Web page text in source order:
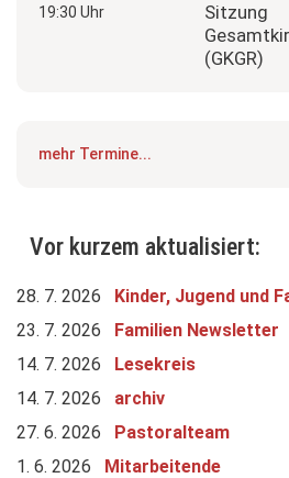
19:30 Uhr
Sitzung
(GKGR)
mehr Termine...
Vor kurzem aktualisiert:
28. 7. 2026 Kinder, Jugend und
23. 7. 2026 Familien Newsletter
14. 7. 2026 Lesekreis
14. 7. 2026 archiv
27. 6. 2026 Pastoralteam
1. 6. 2026 Mitarbeitende